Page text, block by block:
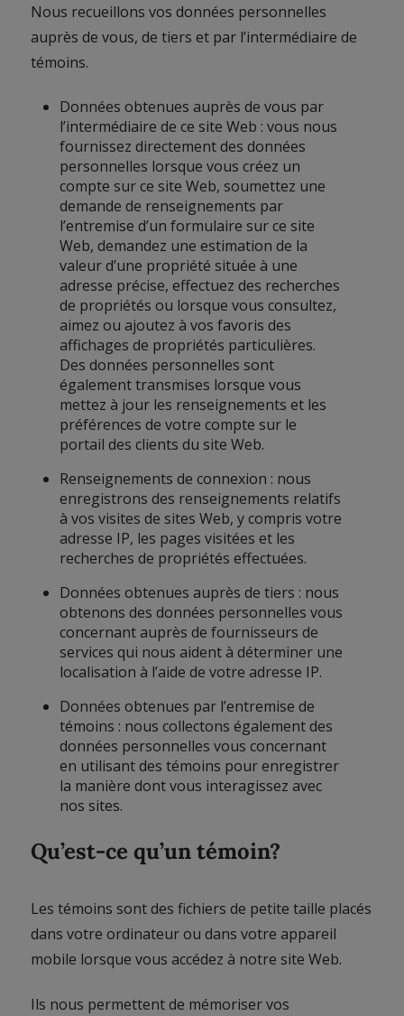
Nous recueillons vos données personnelles
auprès de vous, de tiers et par l’intermédiaire de
témoins.
Données obtenues auprès de vous par
l’intermédiaire de ce site Web : vous nous
fournissez directement des données
personnelles lorsque vous créez un
compte sur ce site Web, soumettez une
demande de renseignements par
l’entremise d’un formulaire sur ce site
Web, demandez une estimation de la
valeur d’une propriété située à une
adresse précise, effectuez des recherches
de propriétés ou lorsque vous consultez,
aimez ou ajoutez à vos favoris des
affichages de propriétés particulières.
Des données personnelles sont
également transmises lorsque vous
mettez à jour les renseignements et les
préférences de votre compte sur le
portail des clients du site Web.
Renseignements de connexion : nous
enregistrons des renseignements relatifs
à vos visites de sites Web, y compris votre
adresse IP, les pages visitées et les
recherches de propriétés effectuées.
Données obtenues auprès de tiers : nous
obtenons des données personnelles vous
concernant auprès de fournisseurs de
services qui nous aident à déterminer une
localisation à l’aide de votre adresse IP.
Données obtenues par l’entremise de
témoins : nous collectons également des
données personnelles vous concernant
en utilisant des témoins pour enregistrer
la manière dont vous interagissez avec
nos sites.
Qu’est-ce qu’un témoin?
Les témoins sont des fichiers de petite taille placés
dans votre ordinateur ou dans votre appareil
mobile lorsque vous accédez à notre site Web.
Ils nous permettent de mémoriser vos